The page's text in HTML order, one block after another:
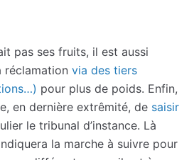
pas ses fruits, il est aussi
réclamation via des tiers
pour plus de poids. Enfin,
en dernière extrêmité, de saisir
le tribunal d’instance. Là
la marche à suivre pour